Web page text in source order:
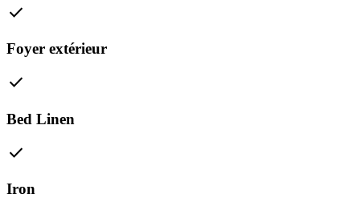
check
Foyer extérieur
check
Bed Linen
check
Iron